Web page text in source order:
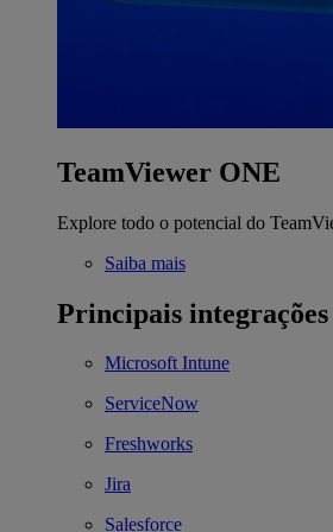
TeamViewer ONE
Explore todo o potencial do
Saiba mais
Principais integrações
Microsoft Intune
ServiceNow
Freshworks
Jira
Salesforce